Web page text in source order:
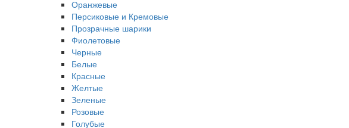
Оранжевые
Персиковые и Кремовые
Прозрачные шарики
Фиолетовые
Черные
Белые
Красные
Желтые
Зеленые
Розовые
Голубые